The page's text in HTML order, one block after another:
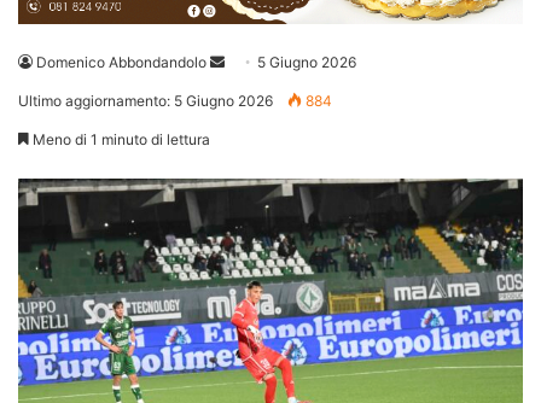
Domenico Abbondandolo
Invia 5 Giugno 2026
Ultimo aggiornamento: 5 Giugno 2026 884
Meno di 1 minuto di lettura